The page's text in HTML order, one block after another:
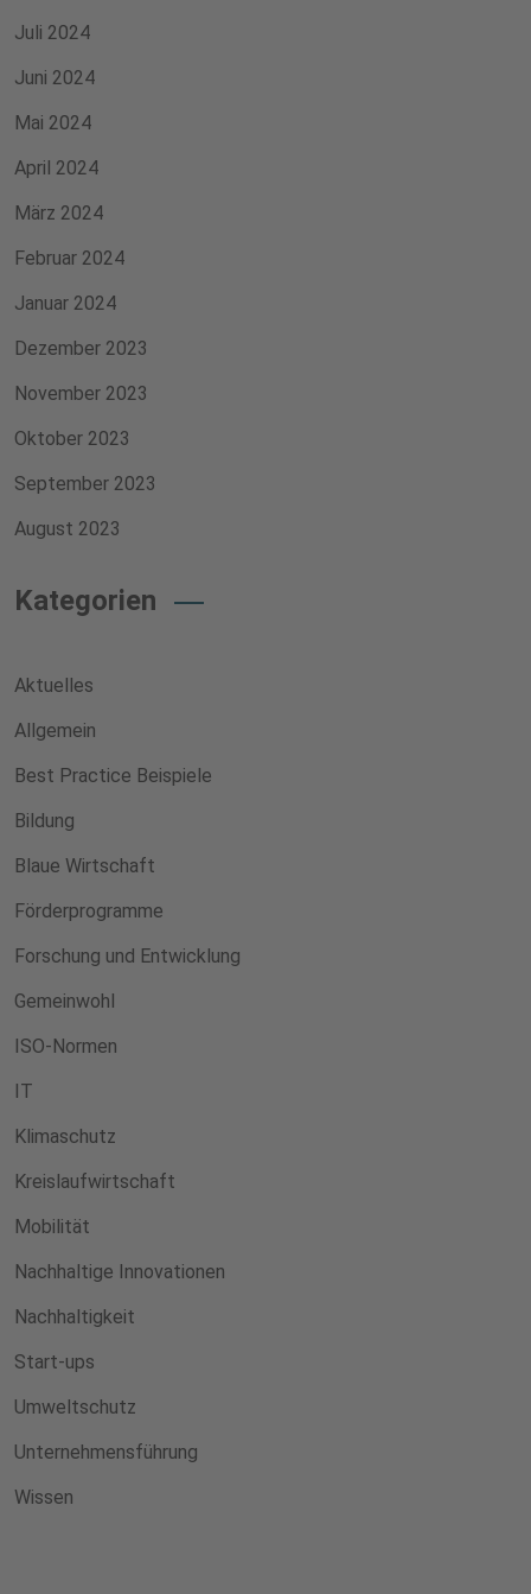
Juli 2024
Juni 2024
Mai 2024
April 2024
März 2024
Februar 2024
Januar 2024
Dezember 2023
November 2023
Oktober 2023
September 2023
August 2023
Kategorien
Aktuelles
Allgemein
Best Practice Beispiele
Bildung
Blaue Wirtschaft
Förderprogramme
Forschung und Entwicklung
Gemeinwohl
ISO-Normen
IT
Klimaschutz
Kreislaufwirtschaft
Mobilität
Nachhaltige Innovationen
Nachhaltigkeit
Start-ups
Umweltschutz
Unternehmensführung
Wissen